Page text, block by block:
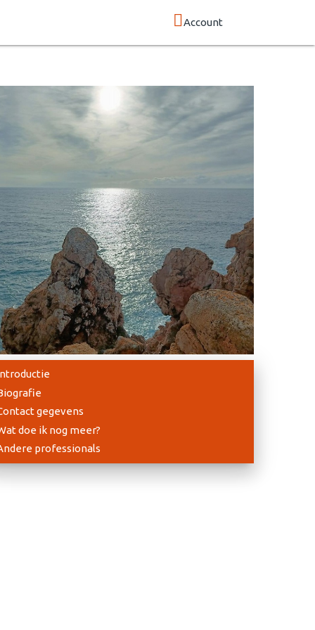
Account
gegevens
doe ik nog meer?
professionals